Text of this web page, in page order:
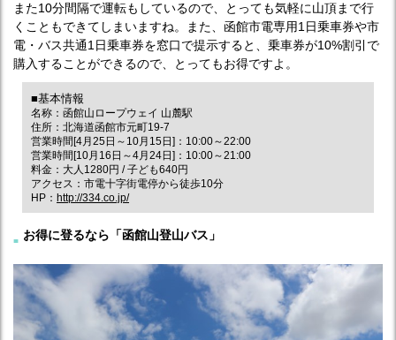
また10分間隔で運転もしているので、とっても気軽に山頂まで行
くこともできてしまいますね。また、函館市電専用1日乗車券や市
電・バス共通1日乗車券を窓口で提示すると、乗車券が10%割引で
購入することができるので、とってもお得ですよ。
■基本情報
名称：函館山ロープウェイ 山麓駅
住所：北海道函館市元町19-7
営業時間[4月25日～10月15日]：10:00～22:00
営業時間[10月16日～4月24日]：10:00～21:00
料金：大人1280円 / 子ども640円
アクセス：市電十字街電停から徒歩10分
HP： http://334.co.jp/
お得に登るなら「函館山登山バス」